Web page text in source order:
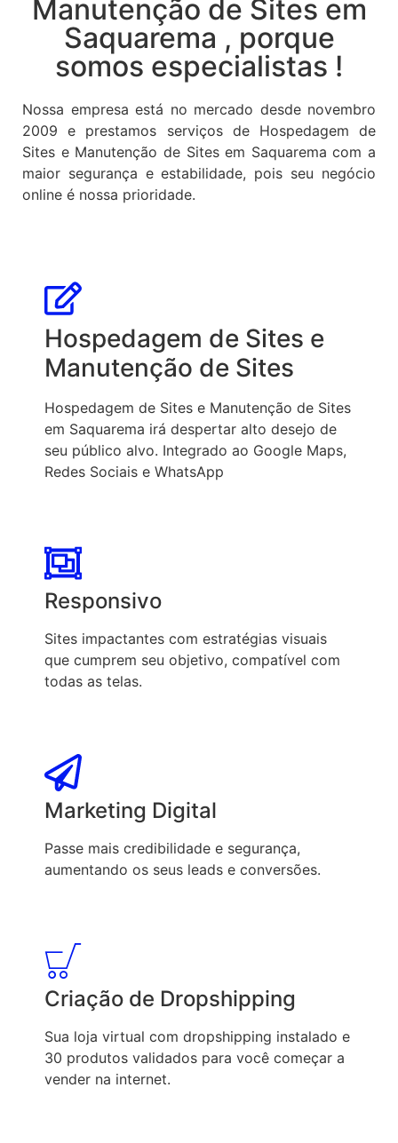
Manutenção de Sites em
Saquarema , porque
somos especialistas !
Nossa empresa está no mercado desde novembro
2009 e prestamos serviços de Hospedagem de
Sites e Manutenção de Sites em Saquarema com a
maior segurança e estabilidade, pois seu negócio
online é nossa prioridade.
Hospedagem de Sites e
Manutenção de Sites
Hospedagem de Sites e Manutenção de Sites
em Saquarema irá despertar alto desejo de
seu público alvo. Integrado ao Google Maps,
Redes Sociais e WhatsApp
Responsivo
Sites impactantes com estratégias visuais
que cumprem seu objetivo, compatível com
todas as telas.
Marketing Digital
Passe mais credibilidade e segurança,
aumentando os seus leads e conversões.
Criação de Dropshipping
Sua loja virtual com dropshipping instalado e
30 produtos validados para você começar a
vender na internet.